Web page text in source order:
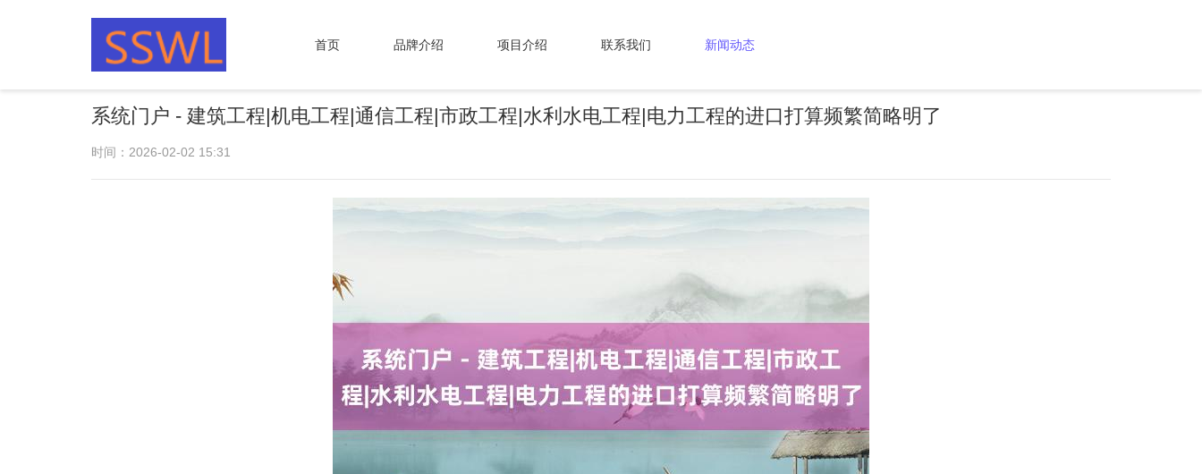
首页 品牌介绍 项目介绍 联系我们 新闻动态
系统门户 - 建筑工程|机电工程|通信工程|市政工程|水利水电工程|电力工程的进口打算频繁简略明了
时间：2026-02-02 15:31